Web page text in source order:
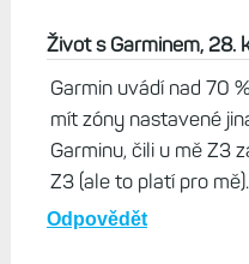
Život s Garminem,
Garmin uvádí nad 70
mít zóny nastavené
Garminu, čili u mě Z3
Z3 (ale to platí pro mě).
Odpovědět